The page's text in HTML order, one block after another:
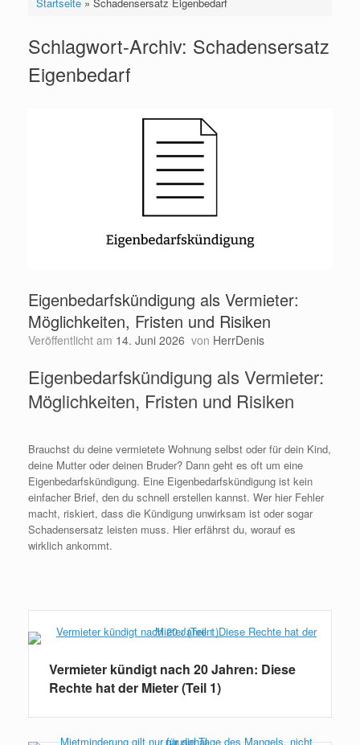
Startseite» Schadensersatz Eigenbedarf
Schlagwort-Archiv: Schadensersatz
Eigenbedarf
Eigenbedarfskündigung als Vermieter:
Möglichkeiten, Fristen und Risiken
Veröffentlicht am 14. Juni 2026 von HerrDenis
Eigenbedarfskündigung als Vermieter:
Möglichkeiten, Fristen und Risiken
Brauchst du deine vermietete Wohnung selbst oder für dein Kind,
deine Mutter oder deinen Bruder? Dann geht es oft um eine
Eigenbedarfskündigung. Eine Eigenbedarfskündigung ist kein
einfacher Brief, den du schnell erstellen kannst. Wer hier Fehler
macht, riskiert, dass die Kündigung unwirksam ist oder sogar
Schadensersatz leisten muss. Hier erfährst du, worauf es
wirklich ankommt.
Vermieter kündigt nach 20 Jahren: Diese
Rechte hat der Mieter (Teil 1)